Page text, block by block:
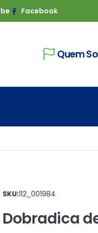
Facebook
Quem
SKU:112_001984
Dobradica